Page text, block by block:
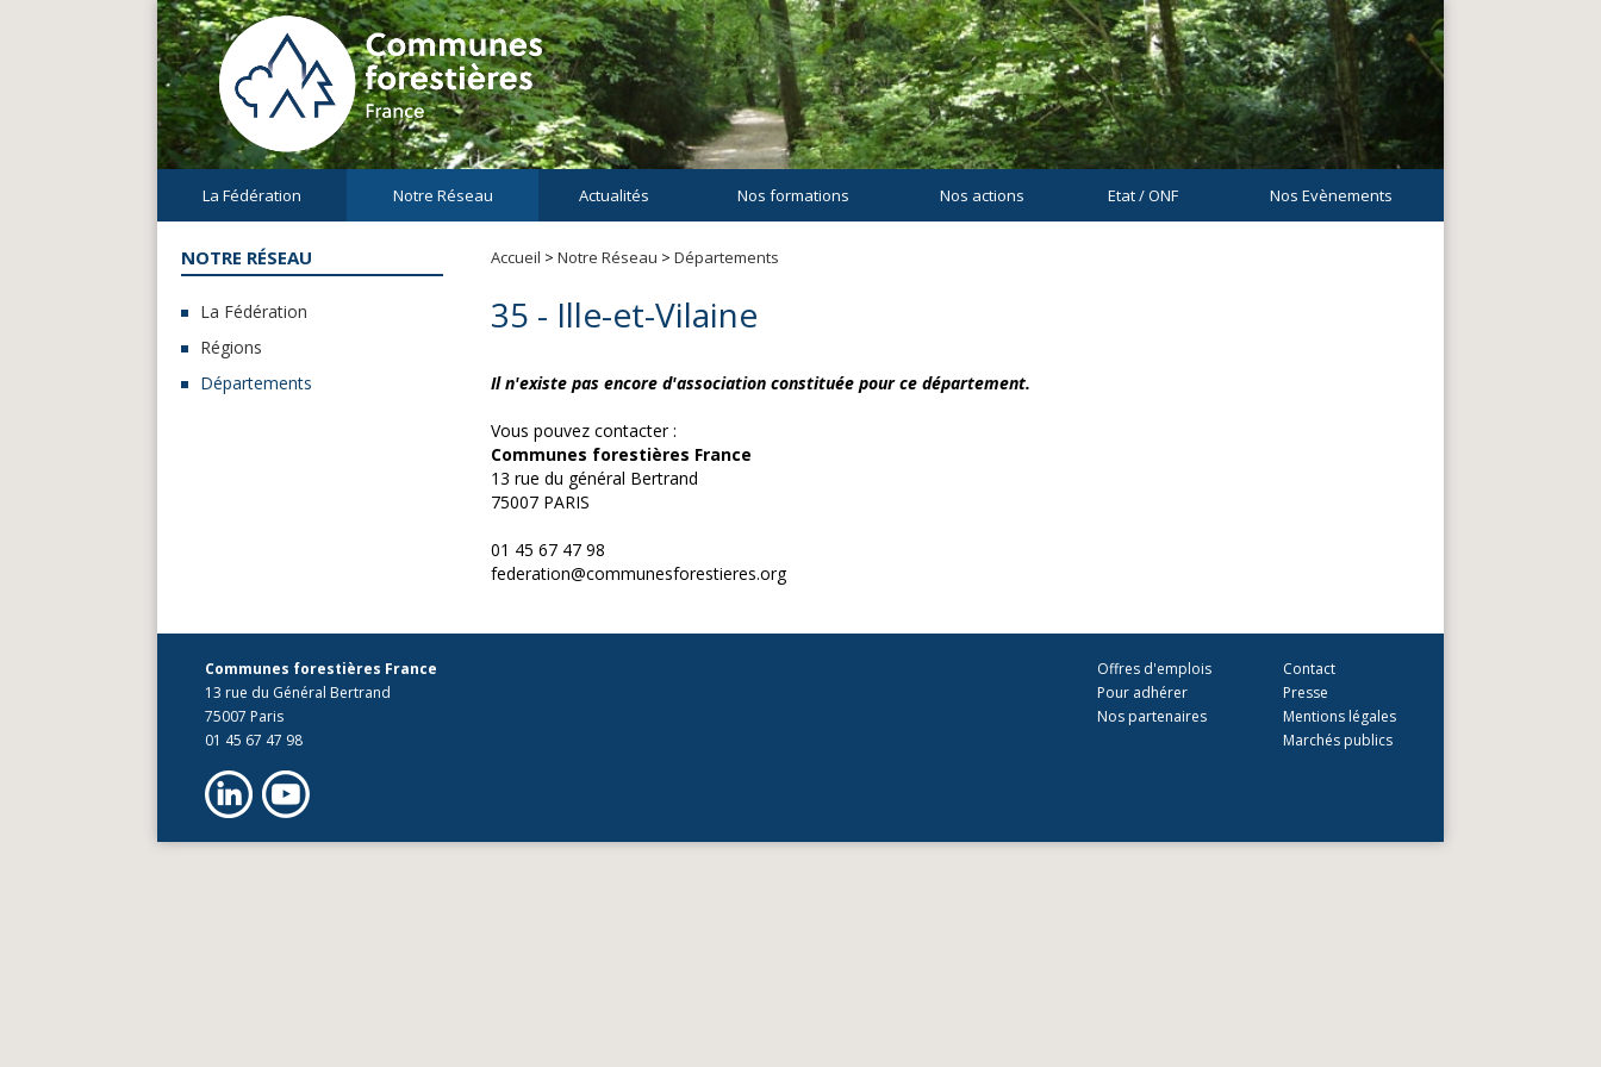
La Fédération Notre Réseau Actualités Nos formations Nos actions Etat / ONF Nos Evènements
NOTRE RÉSEAU
La Fédération
Régions
Départements
Accueil > Notre Réseau > Départements
35 - Ille-et-Vilaine
Il n'existe pas encore d'association constituée pour ce département.
Vous pouvez contacter :
Communes forestières France
13 rue du général Bertrand
75007 PARIS
01 45 67 47 98
federation@communesforestieres.org
Communes forestières France
13 rue du Général Bertrand
75007 Paris
01 45 67 47 98
Contact
Presse
Mentions légales
Marchés publics
Offres d'emplois
Pour adhérer
Nos partenaires